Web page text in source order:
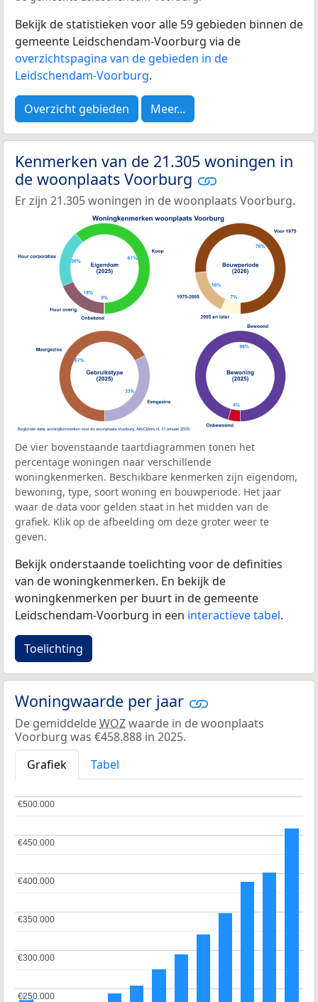
Bekijk de statistieken voor alle 59 gebieden binnen de
gemeente Leidschendam-Voorburg via de
overzichtspagina van de gebieden in de
Leidschendam-Voorburg.
Overzicht gebieden Meer...
Kenmerken van de 21.305 woningen in
de woonplaats Voorburg
Er zijn 21.305 woningen in de woonplaats Voorburg.
De vier bovenstaande taartdiagrammen tonen het
percentage woningen naar verschillende
woningkenmerken. Beschikbare kenmerken zijn eigendom,
bewoning, type, soort woning en bouwperiode. Het jaar
waar de data voor gelden staat in het midden van de
grafiek. Klik op de afbeelding om deze groter weer te
geven.
Bekijk onderstaande toelichting voor de definities
van de woningkenmerken. En bekijk de
woningkenmerken per buurt in de gemeente
Leidschendam-Voorburg in een interactieve tabel.
Toelichting
Woningwaarde per jaar
De gemiddeldeWOZwaarde in de woonplaats
Voorburg was €458.888 in 2025.
Grafiek
Tabel
€250.000
€250.000
€300.000
€300.000
€350.000
€350.000
€400.000
€400.000
€450.000
€450.000
€500.000
€500.000